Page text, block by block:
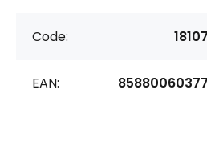
Code:
EAN: